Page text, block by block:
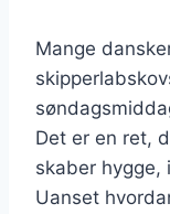
Mange
Det er en ret,
skaber
Uanset